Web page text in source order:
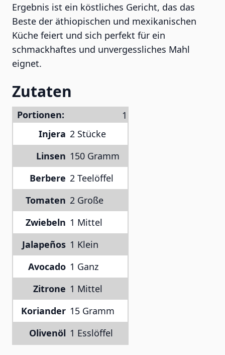
Ergebnis ist ein köstliches Gericht, das das
Beste der äthiopischen und mexikanischen
Küche feiert und sich perfekt für ein
schmackhaftes und unvergessliches Mahl
eignet.
Zutaten
Portionen:
Injera 2 Stücke
Linsen 150 Gramm
Berbere 2 Teelöffel
Tomaten 2 Große
Zwiebeln 1 Mittel
Jalapeños 1 Klein
Avocado 1 Ganz
Zitrone 1 Mittel
Koriander 15 Gramm
Olivenöl 1 Esslöffel